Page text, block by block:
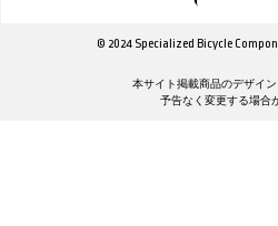
© 2024 Specialized Bicycle
本サイト掲載商品のデザイ
予告なく変更する場合